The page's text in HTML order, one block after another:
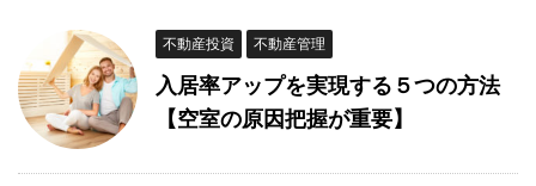
不動産投資 不動産管理
入居率アップを実現する５つの方法
【空室の原因把握が重要】